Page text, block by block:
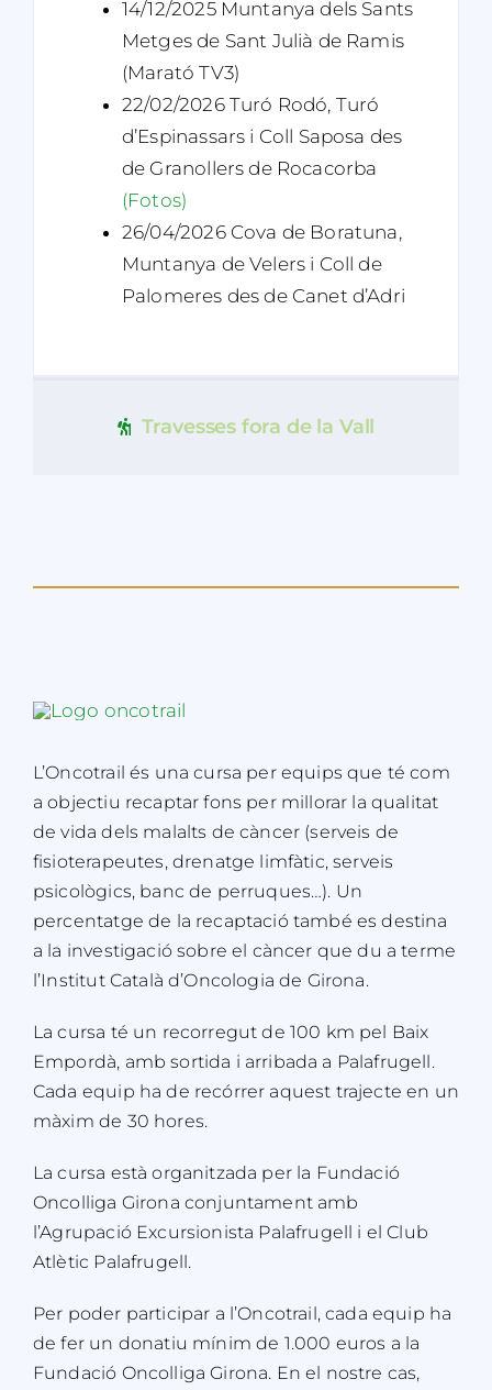
14/12/2025 Muntanya dels Sants
Metges de Sant Julià de Ramis
(Marató TV3)
22/02/2026 Turó Rodó, Turó
d’Espinassars i Coll Saposa des
de Granollers de Rocacorba
(Fotos)
26/04/2026 Cova de Boratuna,
Muntanya de Velers i Coll de
Palomeres des de Canet d’Adri
Travesses fora de la Vall
L’Oncotrail és una cursa per equips que té com
a objectiu recaptar fons per millorar la qualitat
de vida dels malalts de càncer (serveis de
fisioterapeutes, drenatge limfàtic, serveis
psicològics, banc de perruques…). Un
percentatge de la recaptació també es destina
a la investigació sobre el càncer que du a terme
l’Institut Català d’Oncologia de Girona.
La cursa té un recorregut de 100 km pel Baix
Empordà, amb sortida i arribada a Palafrugell.
Cada equip ha de recórrer aquest trajecte en un
màxim de 30 hores.
La cursa estàorganitzada per la Fundació
Oncolliga Girona conjuntament amb
l’Agrupació Excursionista Palafrugell i el Club
Atlètic Palafrugell.
Per poder participar a l’Oncotrail, cada equip ha
de fer un donatiu mínim de 1.000 euros a la
Fundació Oncolliga Girona. En el nostre cas,